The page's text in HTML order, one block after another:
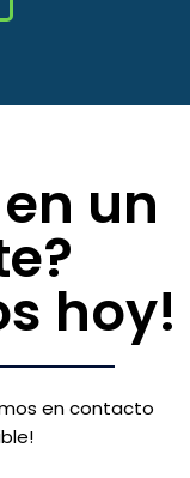
un
hoy!
en contacto